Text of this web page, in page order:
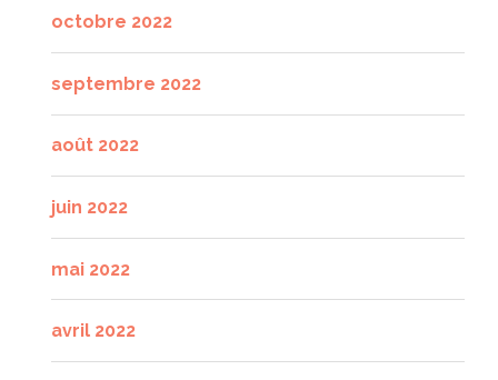
octobre 2022
septembre 2022
août 2022
juin 2022
mai 2022
avril 2022